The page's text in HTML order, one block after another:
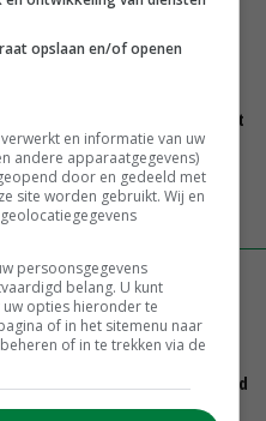
leden op Brabants protest
Kees Huizinga: ‘Bezoek van
zelf groente plukken’
van Frijns doet het verrassend
opslaan en/of openen
en informatie van uw
andere apparaatgegevens)
door en gedeeld met
site worden gebruikt. Wij en
persoonsgegevens
belang. U kunt
opties hieronder te
of in het sitemenu naar
of in te trekken via de